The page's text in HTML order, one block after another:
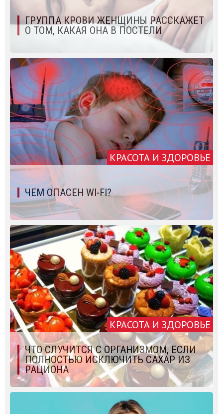
ГРУППА КРОВИ ЖЕНЩИНЫ РАССКАЖЕТ
О ТОМ, КАКАЯ ОНА В ПОСТЕЛИ
КРАСОТА И ЗДОРОВЬЕ
ЧЕМ ОПАСЕН WI-FI?
КРАСОТА И ЗДОРОВЬЕ
ЧТО СЛУЧИТСЯ С ОРГАНИЗМОМ, ЕСЛИ
ПОЛНОСТЬЮ ИСКЛЮЧИТЬ САХАР ИЗ
РАЦИОНА